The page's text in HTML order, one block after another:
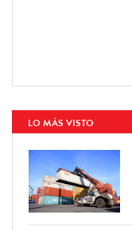
LO MÁS VISTO